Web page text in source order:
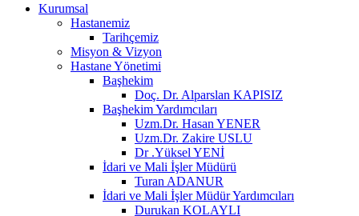
Kurumsal
Hastanemiz
Tarihçemiz
Misyon & Vizyon
Hastane Yönetimi
Başhekim
Doç. Dr. Alparslan KAPISIZ
Başhekim Yardımcıları
Uzm.Dr. Hasan YENER
Uzm.Dr. Zakire USLU
Dr .Yüksel YENİ
İdari ve Mali İşler Müdürü
Turan ADANUR
İdari ve Mali İşler Müdür Yardımcıları
Durukan KOLAYLI